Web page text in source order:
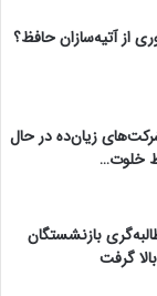
از آتیه‌سازان حافظ؟
زیان‌ده در حال
خلوت…
بازنشستگان
گرفت